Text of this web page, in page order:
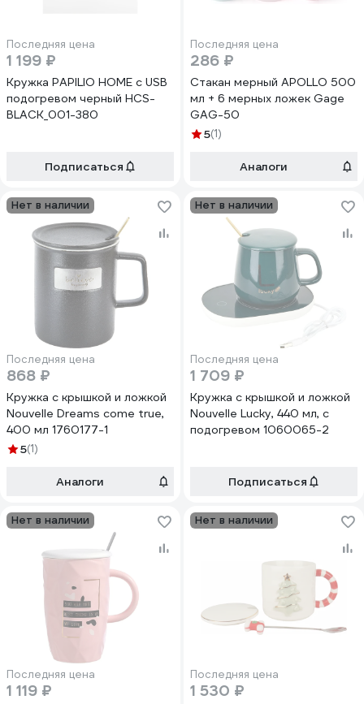
Последняя цена
1 199 ₽
Кружка PAPILIO HOME с USB
подогревом черный HCS-
BLACK_001-380
Подписаться
Последняя цена
286 ₽
Стакан мерный APOLLO 500
мл + 6 мерных ложек Gage
GAG-50
5(1)
Аналоги
Нет в наличии
Последняя цена
868 ₽
Кружка с крышкой и ложкой
Nouvelle Dreams come true,
400 мл 1760177-1
5(1)
Аналоги
Нет в наличии
Последняя цена
1 709 ₽
Кружка с крышкой и ложкой
Nouvelle Lucky, 440 мл, с
подогревом 1060065-2
Подписаться
Нет в наличии
Последняя цена
1 119 ₽
Нет в наличии
Последняя цена
1 530 ₽